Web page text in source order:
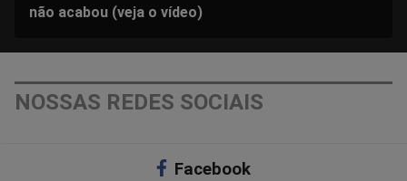
não acabou (veja o vídeo)
NOSSAS REDES SOCIAIS
Facebook